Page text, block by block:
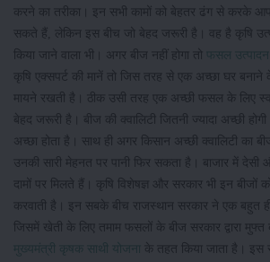
करने का तरीका। इन सभी कामों को बेहतर ढंग से करके
सकते हैं, लेकिन इस बीच जो बेहद जरूरी है। वह है कृषि
किया जाने वाला भी। अगर बीज नहीं होगा तो
फसल उत्पादन
कृषि एक्सपर्ट की मानें तो जिस तरह से एक अच्छा घर बनाने
मायने रखती है। ठीक उसी तरह एक अच्छी फसल के लिए
बेहद जरूरी है। बीज की क्वालिटी जितनी ज्यादा अच्छी
अच्छा होता है। साथ ही अगर किसान अच्छी क्वालिटी का
उनकी सारी मेहनत पर पानी फिर सकता है। बाजार में देसी
दामों पर मिलते हैं। कृषि विशेषज्ञ और सरकार भी इन बीजों
करवाती है। इन सबके बीच राजस्थान सरकार ने एक बहुत
जिसमें खेती के लिए तमाम फसलों के बीज सरकार द्वारा मुफ्त
मुख्यमंत्री कृषक साथी योजना
के तहत किया जाता है। इस